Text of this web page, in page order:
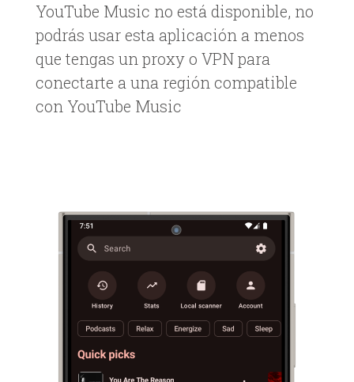
YouTube Music no está disponible, no
podrás usar esta aplicación a menos
que tengas un proxy o VPN para
conectarte a una región compatible
con YouTube Music